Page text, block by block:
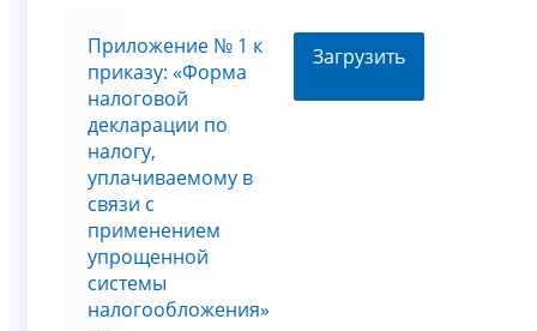
Приложение № 1 к
приказу: «Форма
налоговой
декларации по
налогу,
уплачиваемому в
связи с
применением
упрощенной
системы
налогообложения»
Загрузить